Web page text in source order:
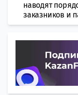
наводят
заказников и